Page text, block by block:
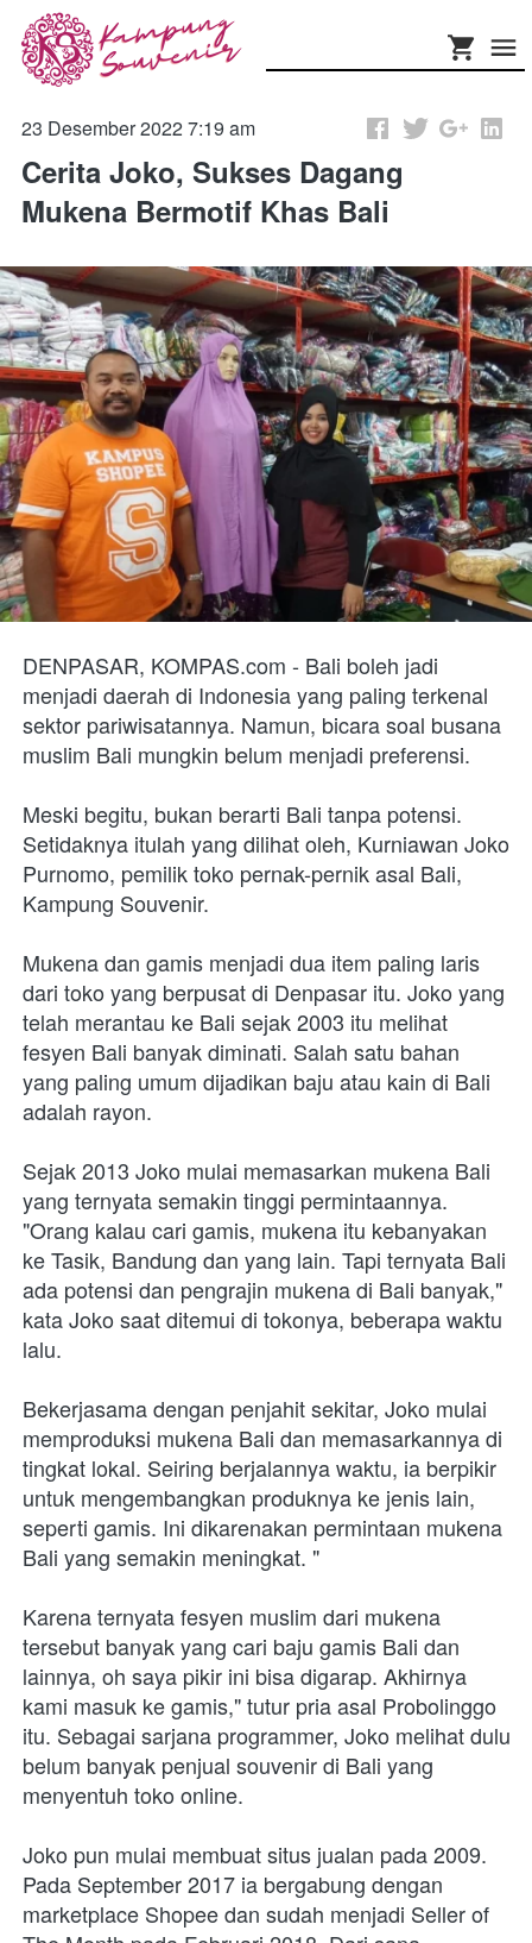
23 Desember 2022 7:19 am
Cerita Joko, Sukses Dagang
Mukena Bermotif Khas Bali
DENPASAR, KOMPAS.com - Bali boleh jadi
menjadi daerah di Indonesia yang paling terkenal
sektor pariwisatannya. Namun, bicara soal busana
muslim Bali mungkin belum menjadi preferensi.
Meski begitu, bukan berarti Bali tanpa potensi.
Setidaknya itulah yang dilihat oleh, Kurniawan Joko
Purnomo, pemilik toko pernak-pernik asal Bali,
Kampung Souvenir.
Mukena dan gamis menjadi dua item paling laris
dari toko yang berpusat di Denpasar itu. Joko yang
telah merantau ke Bali sejak 2003 itu melihat
fesyen Bali banyak diminati. Salah satu bahan
yang paling umum dijadikan baju atau kain di Bali
adalah rayon.
Sejak 2013 Joko mulai memasarkan mukena Bali
yang ternyata semakin tinggi permintaannya.
"Orang kalau cari gamis, mukena itu kebanyakan
ke Tasik, Bandung dan yang lain. Tapi ternyata Bali
ada potensi dan pengrajin mukena di Bali banyak,"
kata Joko saat ditemui di tokonya, beberapa waktu
lalu.
Bekerjasama dengan penjahit sekitar, Joko mulai
memproduksi mukena Bali dan memasarkannya di
tingkat lokal. Seiring berjalannya waktu, ia berpikir
untuk mengembangkan produknya ke jenis lain,
seperti gamis. Ini dikarenakan permintaan mukena
Bali yang semakin meningkat. "
Karena ternyata fesyen muslim dari mukena
tersebut banyak yang cari baju gamis Bali dan
lainnya, oh saya pikir ini bisa digarap. Akhirnya
kami masuk ke gamis," tutur pria asal Probolinggo
itu. Sebagai sarjana programmer, Joko melihat dulu
belum banyak penjual souvenir di Bali yang
menyentuh toko online.
Joko pun mulai membuat situs jualan pada 2009.
Pada September 2017 ia bergabung dengan
marketplace Shopee dan sudah menjadi Seller of